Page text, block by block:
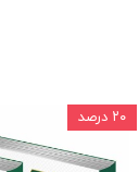
۲۰ درصد